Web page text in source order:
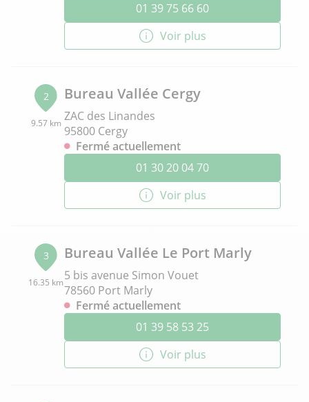
01 39 75 66 60
Voir plus
2
9.57 km
Bureau Vallée Cergy
ZAC des Linandes
95800 Cergy
Fermé actuellement
01 30 20 04 70
Voir plus
3
16.35 km
Bureau Vallée Le Port Marly
5 bis avenue Simon Vouet
78560 Port Marly
Fermé actuellement
01 39 58 53 25
Voir plus